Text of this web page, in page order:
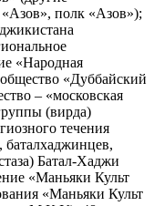
полк «Азов»);
«Народная
«Дуббайский
– «московская
(вирда)
течения
Батал-Хаджи
«Маньяки Культ
«Маньяки Культ